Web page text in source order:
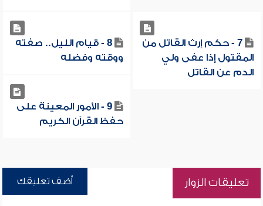
7 - حكم إرث القاتل من
المقتول إذا عفى ولي
الدم عن القاتل
8 - قيام الليل.. صفته
ووقته وفضله
9 - الأمور المعينة على
حفظ القرآن الكريم
تعليقات الزوار أضف تعليقك